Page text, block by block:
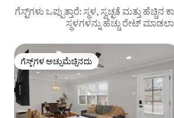
ಗೆಸ್ಟ್‌ಗಳು ಒಪ್ಪುತ್ತಾರೆ: ಸ್ಥಳ, ಸ್ವಚ್ಛತೆ ಮತ್ತು ಹೆಚ್ಚಿನ
ಸ್ಥಳಗಳನ್ನು ಹೆಚ್ಚು ರೇಟ್
ಗೆಸ್ಟ್‌ಗಳ ಅಚ್ಚುಮೆಚ್ಚಿನದು
ಗೆಸ್ಟ್‌ಗಳ ಅಚ್ಚುಮೆಚ್ಚಿನದು